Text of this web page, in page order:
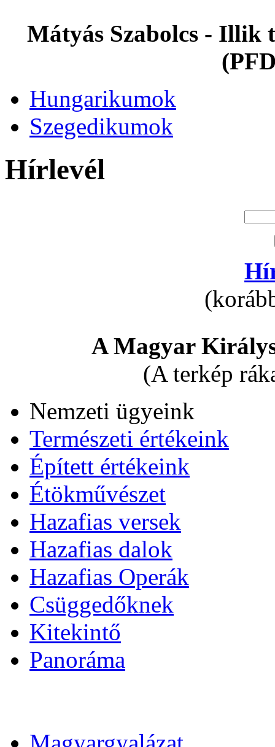
Mátyás Szabolcs - Illik
Hungarikumok
Szegedikumok
Hírlevél
A Magyar
(A terkép
Nemzeti ügyeink
Természeti értékeink
Épített értékeink
Étökművészet
Hazafias versek
Hazafias dalok
Hazafias Operák
Csüggedőknek
Kitekintő
Panoráma